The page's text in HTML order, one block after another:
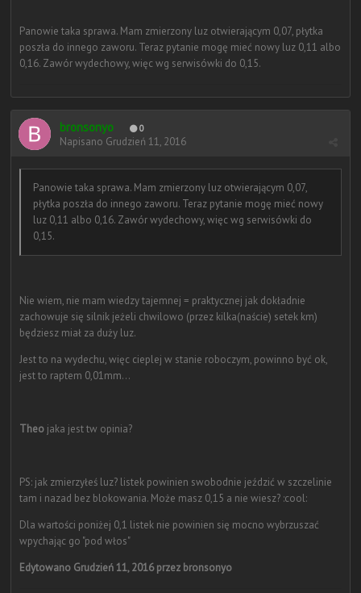
Panowie taka sprawa. Mam zmierzony luz otwierającym 0,07, płytka
poszła do innego zaworu. Teraz pytanie mogę mieć nowy luz 0,11 albo
0,16. Zawór wydechowy, więc wg serwisówki do 0,15.
bronsonyo 0
Napisano Grudzień 11, 2016
Panowie taka sprawa. Mam zmierzony luz otwierającym 0,07,
płytka poszła do innego zaworu. Teraz pytanie mogę mieć nowy
luz 0,11 albo 0,16. Zawór wydechowy, więc wg serwisówki do
0,15.
Nie wiem, nie mam wiedzy tajemnej = praktycznej jak dokładnie
zachowuje się silnik jeżeli chwilowo (przez kilka(naście) setek km)
będziesz miał za duży luz.
Jest to na wydechu, więc cieplej w stanie roboczym, powinno być ok,
jest to raptem 0,01mm...
Theo jaka jest tw opinia?
PS: jak zmierzyłeś luz? listek powinien swobodnie jeździć w szczelinie
tam i nazad bez blokowania. Może masz 0,15 a nie wiesz? :cool:
Dla wartości poniżej 0,1 listek nie powinien się mocno wybrzuszać
wpychając go "pod włos"
Edytowano Grudzień 11, 2016przez bronsonyo